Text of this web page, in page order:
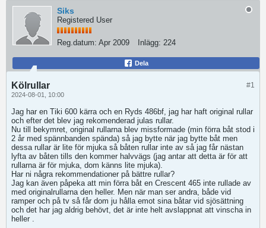
Siks
Registered User
Reg.datum: Apr 2009 Inlägg: 224
Dela
#1
Kölrullar
2024-08-01, 10:00
Jag har en Tiki 600 kärra och en Ryds 486bf, jag har haft original rullar
och efter det blev jag rekomenderad julas rullar.
Nu till bekymret, original rullarna blev missformade (min förra båt stod i
2 år med spännbanden spända) så jag bytte när jag bytte båt men
dessa rullar är lite för mjuka så båten rullar inte av så jag får nästan
lyfta av båten tills den kommer halvvägs (jag antar att detta är för att
rullarna är för mjuka, dom känns lite mjuka).
Har ni några rekommendationer på bättre rullar?
Jag kan även påpeka att min förra båt en Crescent 465 inte rullade av
med originalrullarna den heller. Men när man ser andra, både vid
ramper och på tv så får dom ju hålla emot sina båtar vid sjösättning
och det har jag aldrig behövt, det är inte helt avslappnat att vinscha in
heller .